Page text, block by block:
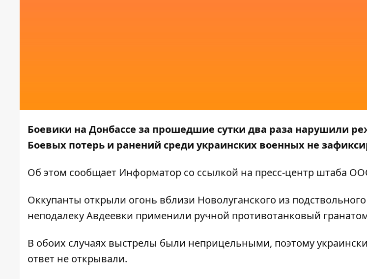
Боевики на Донбассе за прошедшие сутки два раза нарушили
Боевых потерь и ранений среди украинских военных не
Об этом сообщает Информатор со ссылкой на пресс-центр штаба
Оккупанты открыли огонь вблизи Новолуганского из
неподалеку Авдеевки применили ручной противотанковый
В обоих случаях выстрелы были неприцельными, поэтому
ответ не открывали.